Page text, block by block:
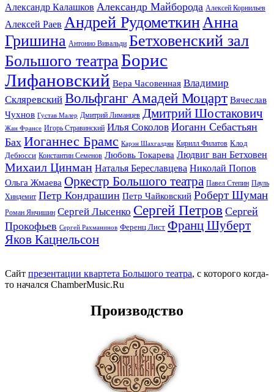
Александр Калашков Александр Майборода Алексей Корнильев
Алексей Раев Андрей РудометкинАнна
Гришина Антонио Вивальди Бетховенский зал
Большого театраБорис
Лифановский Вера Часовенная Владимир
Скляревский Вольфганг Амадей Моцарт Вячеслав
Чухнов Густав Малер Дмитрий Лиманцев Дмитрий Шостакович
Жан Франсе Игорь Стравинский Илья Соколов Иоганн Себастьян
Бах Иоганнес Брамс Карэн Шахгалдян Кирилл Филатов Клод
Дебюсси Константин Семенов Любовь Токарева Людвиг ван Бетховен
Михаил Цинман Наталья Береславцева Николай Попов
Ольга Жмаева Оркестр Большого театра Павел Степин Пауль
Хиндемит Петр Кондрашин Петр Чайковский Роберт Шуман
Роман Янчишин Сергей Лысенко Сергей Петров Сергей
Прокофьев Сергей Рахманинов Ференц Лист Франц Шуберт
Яков Кацнельсон
Сайт презентации квартета Большого театра, с которого когда-
то начался ChamberMusic.Ru
Производство